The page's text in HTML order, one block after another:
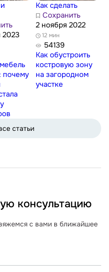
2023
почему
Как сделать
Сохранить
2 ноября 2022
12 мин
54139
Как обустроить
костровую зону
на загородном
участке
статьи
консультацию
с вами в ближайшее